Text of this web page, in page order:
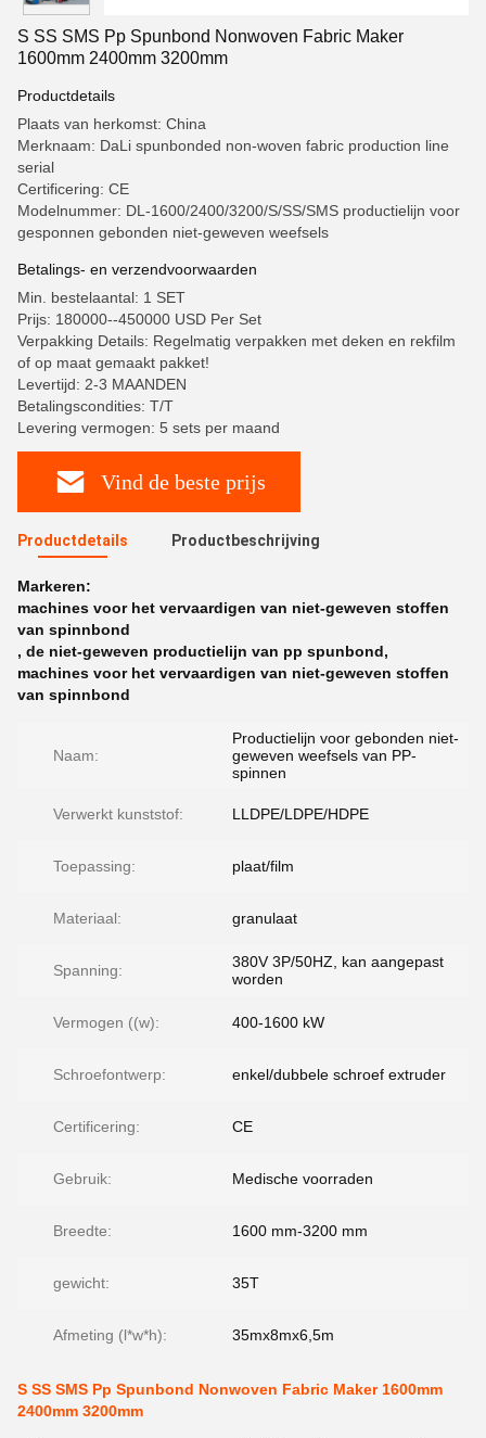
S SS SMS Pp Spunbond Nonwoven Fabric Maker
1600mm 2400mm 3200mm
Productdetails
Plaats van herkomst: China
Merknaam: DaLi spunbonded non-woven fabric production line
serial
Certificering: CE
Modelnummer: DL-1600/2400/3200/S/SS/SMS productielijn voor
gesponnen gebonden niet-geweven weefsels
Betalings- en verzendvoorwaarden
Min. bestelaantal: 1 SET
Prijs: 180000--450000 USD Per Set
Verpakking Details: Regelmatig verpakken met deken en rekfilm
of op maat gemaakt pakket!
Levertijd: 2-3 MAANDEN
Betalingscondities: T/T
Levering vermogen: 5 sets per maand
Vind de beste prijs
Productdetails Productbeschrijving
Markeren:
machines voor het vervaardigen van niet-geweven stoffen
van spinnbond
, de niet-geweven productielijn van pp spunbond,
machines voor het vervaardigen van niet-geweven stoffen
van spinnbond
Naam:
Productielijn voor gebonden niet-
geweven weefsels van PP-
spinnen
Verwerkt kunststof: LLDPE/LDPE/HDPE
Toepassing: plaat/film
Materiaal: granulaat
Spanning:
380V 3P/50HZ, kan aangepast
worden
Vermogen ((w): 400-1600 kW
Schroefontwerp: enkel/dubbele schroef extruder
Certificering: CE
Gebruik: Medische voorraden
Breedte: 1600 mm-3200 mm
gewicht: 35T
Afmeting (l*w*h): 35mx8mx6,5m
S SS SMS Pp Spunbond Nonwoven Fabric Maker 1600mm
2400mm 3200mm